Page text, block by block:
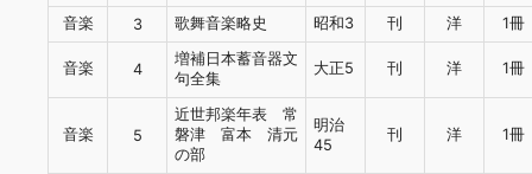
音楽
3 歌舞音楽略史 昭和3 刊 洋 1冊
音楽 4
増補日本蓄音器文
句全集
大正5 刊 洋 1冊
音楽 5
近世邦楽年表 常
磐津 富本 清元
の部
明治
45
刊 洋 1冊